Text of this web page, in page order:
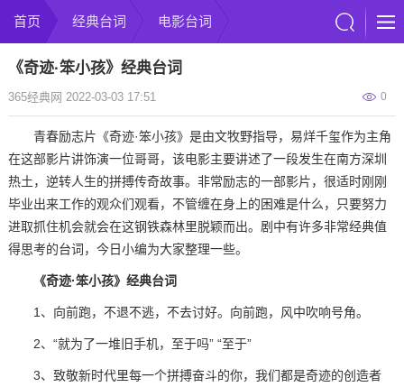
首页 经典台词 电影台词
《奇迹·笨小孩》经典台词
0
365经典网 2022-03-03 17:51
青春励志片《奇迹·笨小孩》是由文牧野指导，易烊千玺作为主角
在这部影片讲饰演一位哥哥，该电影主要讲述了一段发生在南方深圳
热土，逆转人生的拼搏传奇故事。非常励志的一部影片，很适时刚刚
毕业出来工作的观众们观看，不管缠在身上的困难是什么，只要努力
进取抓住机会就会在这钢铁森林里脱颖而出。剧中有许多非常经典值
得思考的台词，今日小编为大家整理一些。
《奇迹·笨小孩》经典台词
1、向前跑，不退不逃，不去讨好。向前跑，风中吹响号角。
2、“就为了一堆旧手机，至于吗” “至于”
3、致敬新时代里每一个拼搏奋斗的你，我们都是奇迹的创造者